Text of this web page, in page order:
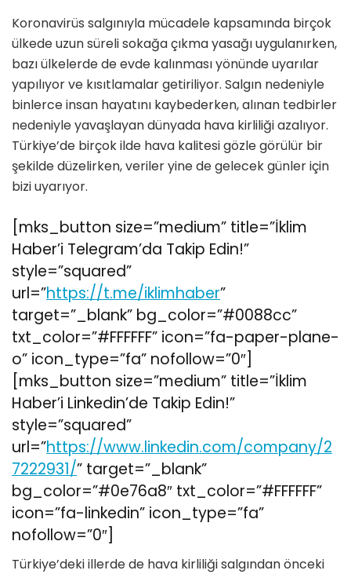
Koronavirüs salgınıyla mücadele kapsamında birçok
ülkede uzun süreli sokağa çıkma yasağı uygulanırken,
bazı ülkelerde de evde kalınması yönünde uyarılar
yapılıyor ve kısıtlamalar getiriliyor. Salgın nedeniyle
binlerce insan hayatını kaybederken, alınan tedbirler
nedeniyle yavaşlayan dünyada hava kirliliği azalıyor.
Türkiye’de birçok ilde hava kalitesi gözle görülür bir
şekilde düzelirken, veriler yine de gelecek günler için
bizi uyarıyor.
[mks_button size=”medium” title=”İklim
Haber’i Telegram’da Takip Edin!”
style=”squared”
url=”https://t.me/iklimhaber”
target=”_blank” bg_color=”#0088cc”
txt_color=”#FFFFFF” icon=”fa-paper-plane-
o” icon_type=”fa” nofollow=”0″]
[mks_button size=”medium” title=”İklim
Haber’i Linkedin’de Takip Edin!”
style=”squared”
url=”https://www.linkedin.com/company/2
7222931/” target=”_blank”
bg_color=”#0e76a8″ txt_color=”#FFFFFF”
icon=”fa-linkedin” icon_type=”fa”
nofollow=”0″]
Türkiye’deki illerde de hava kirliliği salgından önceki